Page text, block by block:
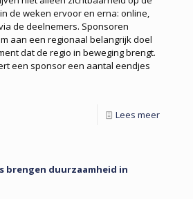
de weken ervoor en erna: online,
de deelnemers. Sponsoren
aan een regionaal belangrijk doel
dat de regio in beweging brengt.
een sponsor een aantal eendjes
Lees meer
brengen duurzaamheid in